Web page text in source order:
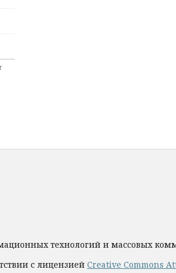
технологий и массовых
с лицензией Creative Commons